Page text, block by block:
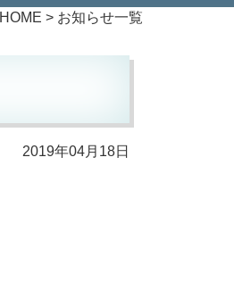
HOME > お知らせ一覧
2019年04月18日